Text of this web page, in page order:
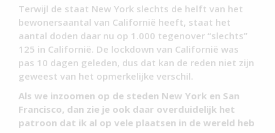
Terwijl de staat New York slechts de helft van het
bewonersaantal van Californië heeft, staat het
aantal doden daar nu op 1.000 tegenover “slechts”
125 in Californië. De lockdown van Californië was
pas 10 dagen geleden, dus dat kan de reden niet zijn
geweest van het opmerkelijke verschil.
Als we inzoomen op de steden New York en San
Francisco, dan zie je ook daar overduidelijk het
patroon dat ik al op vele plaatsen in de wereld heb